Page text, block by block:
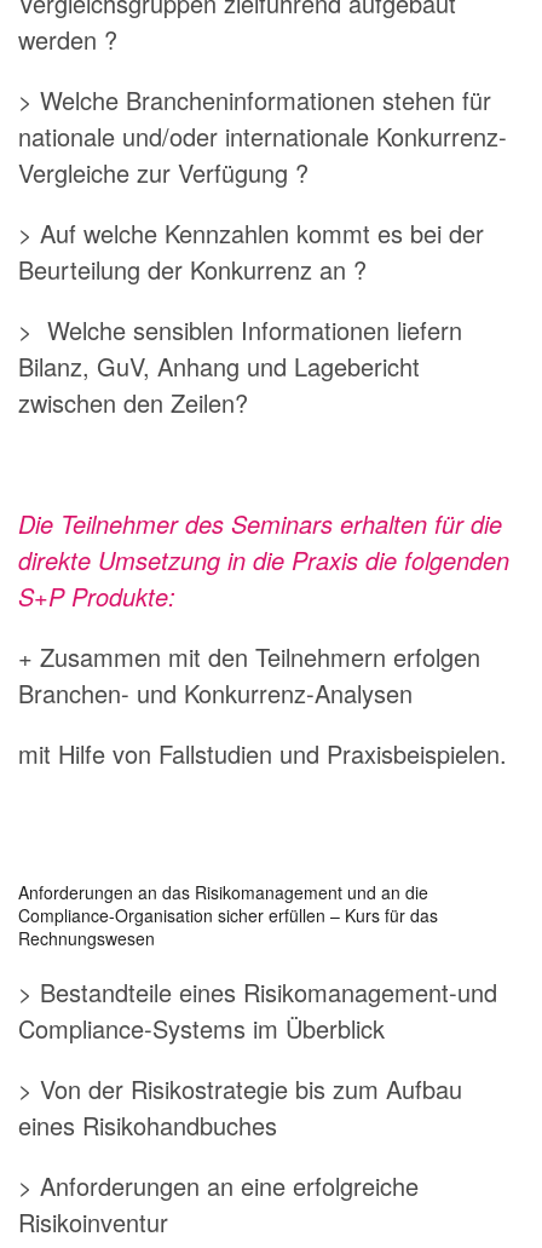
werden ?
> Welche Brancheninformationen stehen für
nationale und/oder internationale Konkurrenz-
Vergleiche zur Verfügung ?
> Auf welche Kennzahlen kommt es bei der
Beurteilung der Konkurrenz an ?
> Welche sensiblen Informationen liefern
Bilanz, GuV, Anhang und Lagebericht
zwischen den Zeilen?
Die Teilnehmer des Seminars erhalten für die
direkte Umsetzung in die Praxis die folgenden
S+P Produkte:
+ Zusammen mit den Teilnehmern erfolgen
Branchen- und Konkurrenz-Analysen
mit Hilfe von Fallstudien und Praxisbeispielen.
Anforderungen an das Risikomanagement und an die
Compliance-Organisation sicher erfüllen – Kurs für das
Rechnungswesen
> Bestandteile eines Risikomanagement-und
Compliance-Systems im Überblick
> Von der Risikostrategie bis zum Aufbau
eines Risikohandbuches
> Anforderungen an eine erfolgreiche
Risikoinventur